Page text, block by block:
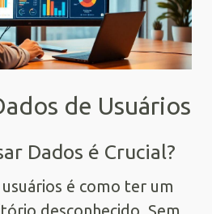
de Usuários
Dados é Crucial?
é como ter um
desconhecido. Sem